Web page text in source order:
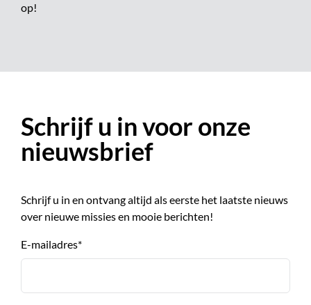
op!
Schrijf u in voor onze
nieuwsbrief
Schrijf u in en ontvang altijd als eerste het laatste nieuws
over nieuwe missies en mooie berichten!
E-mailadres*